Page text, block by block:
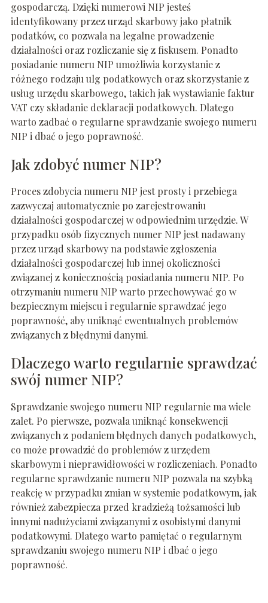
gospodarczą. Dzięki numerowi NIP jesteś
identyfikowany przez urząd skarbowy jako płatnik
podatków, co pozwala na legalne prowadzenie
działalności oraz rozliczanie się z fiskusem. Ponadto
posiadanie numeru NIP umożliwia korzystanie z
różnego rodzaju ulg podatkowych oraz skorzystanie z
usług urzędu skarbowego, takich jak wystawianie faktur
VAT czy składanie deklaracji podatkowych. Dlatego
warto zadbać o regularne sprawdzanie swojego numeru
NIP i dbać o jego poprawność.
Jak zdobyć numer NIP?
Proces zdobycia numeru NIP jest prosty i przebiega
zazwyczaj automatycznie po zarejestrowaniu
działalności gospodarczej w odpowiednim urzędzie. W
przypadku osób fizycznych numer NIP jest nadawany
przez urząd skarbowy na podstawie zgłoszenia
działalności gospodarczej lub innej okoliczności
związanej z koniecznością posiadania numeru NIP. Po
otrzymaniu numeru NIP warto przechowywać go w
bezpiecznym miejscu i regularnie sprawdzać jego
poprawność, aby uniknąć ewentualnych problemów
związanych z błędnymi danymi.
Dlaczego warto regularnie sprawdzać
swój numer NIP?
Sprawdzanie swojego numeru NIP regularnie ma wiele
zalet. Po pierwsze, pozwala uniknąć konsekwencji
związanych z podaniem błędnych danych podatkowych,
co może prowadzić do problemów z urzędem
skarbowym i nieprawidłowości w rozliczeniach. Ponadto
regularne sprawdzanie numeru NIP pozwala na szybką
reakcję w przypadku zmian w systemie podatkowym, jak
również zabezpiecza przed kradzieżą tożsamości lub
innymi nadużyciami związanymi z osobistymi danymi
podatkowymi. Dlatego warto pamiętać o regularnym
sprawdzaniu swojego numeru NIP i dbać o jego
poprawność.